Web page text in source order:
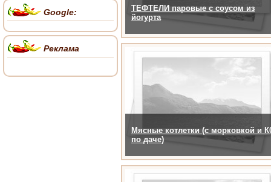
ТЕФТЕЛИ паровые с соусом из
йогурта
Мясные котлетки (с морковкой и
по даче)
Google:
Реклама